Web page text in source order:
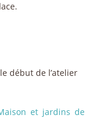
début de l’atelier
et jardins de